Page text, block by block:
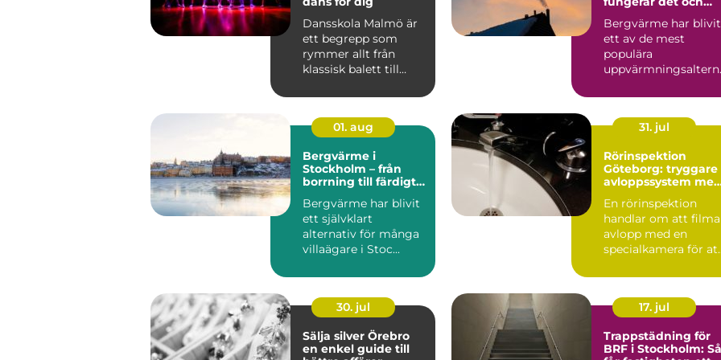
Dansskola Malmö är
ett begrepp som
rymmer allt från
klassisk balett till
Bergvärme har blivit
ett av de mest
populära
01. aug
Bergvärme i
Stockholm – från
borrning till färdigt
Bergvärme har blivit
ett självklart
alternativ för många
villaägare i Stoc...
31. jul
Rörinspektion
Göteborg: tryggare
avloppssystem med
En rörinspektion
handlar om att filma
avlopp med en
specialkamera för
30. jul
Sälja silver Örebro
en enkel guide till
17. jul
Trappstädning för
BRF i Stockholm: Så